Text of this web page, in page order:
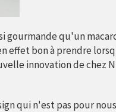
gourmande qu'un
effet bon à prendre
innovation de chez
qui n'est pas pour